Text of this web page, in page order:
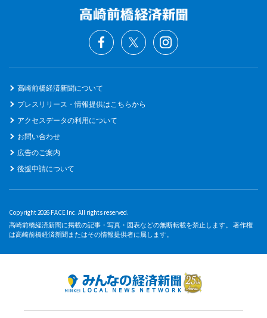
高崎前橋経済新聞について
プレスリリース・情報提供はこちらから
アクセスデータの利用について
お問い合わせ
広告のご案内
後援申請について
Copyright 2026 FACE Inc. All rights reserved.
高崎前橋経済新聞に掲載の記事・写真・図表などの無断転載を禁止します。 著作権
は高崎前橋経済新聞またはその情報提供者に属します。